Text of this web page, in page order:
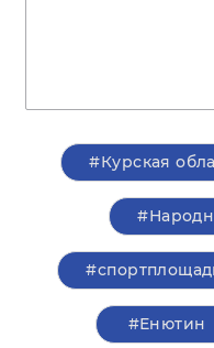
#Курская
#Енютин